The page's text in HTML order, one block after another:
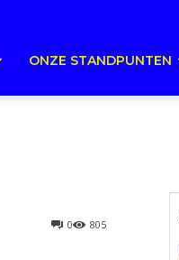
ONZE STANDPUNTEN
805
0